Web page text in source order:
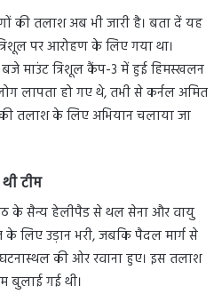
की तलाश अब भी जारी है। बता दें यह
पर आरोहण के लिए गया था।
माउंट त्रिशूल कैंप-3 में हुई हिमस्खलन
लापता हो गए थे, तभी से कर्नल अमित
तलाश के लिए अभियान चलाया जा
टीम
के सैन्य हेलीपैड से थल सेना और वायु
के लिए उड़ान भरी, जबकि पैदल मार्ग से
की ओर रवाना हुए। इस तलाश
बुलाई गई थी।